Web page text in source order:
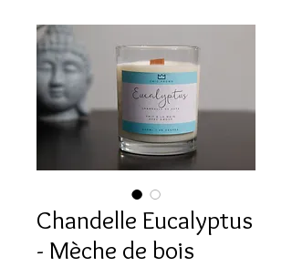
Chandelle Eucalyptus
- Mèche de bois